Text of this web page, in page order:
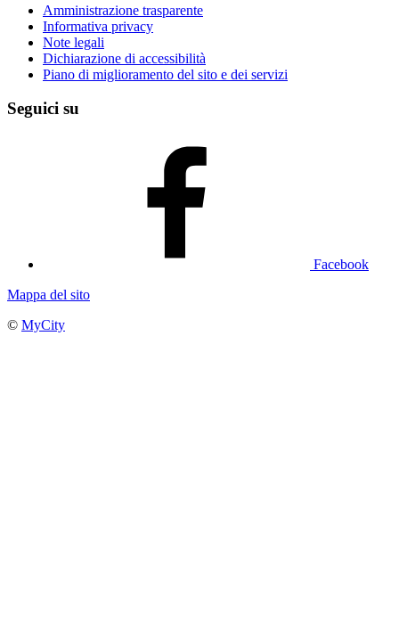
Amministrazione trasparente
Informativa privacy
Note legali
Dichiarazione di accessibilità
Piano di miglioramento del sito e dei servizi
Seguici su
Facebook
Mappa del sito
© MyCity